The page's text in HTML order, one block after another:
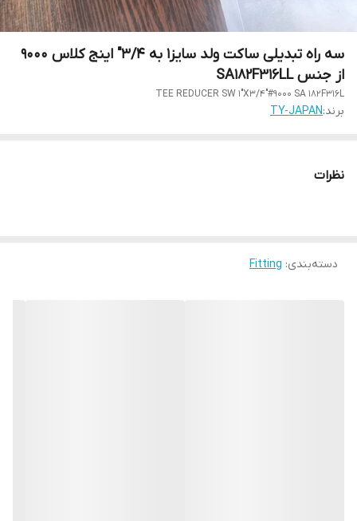
سه راه تبدیلی ساکت ولد سایز1 به 3/4" اینج کلاس 9000
از جنس SA182F316LL
TEE REDUCER SW 1"X3/4"#9000 SA 182F316L
برند:TY-JAPAN
نظرات
دسته‌بندی:
Fitting